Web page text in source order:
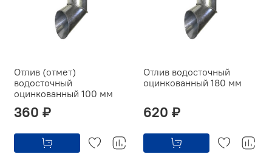
Отлив (отмет)
водосточный
оцинкованный 100 мм
360 ₽
Отлив водосточный
оцинкованный 180 мм
620 ₽